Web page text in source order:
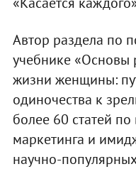
Автор раздела по
учебнике «Основы
жизни женщины:
одиночества к
более 60 статей
маркетинга и
научно-